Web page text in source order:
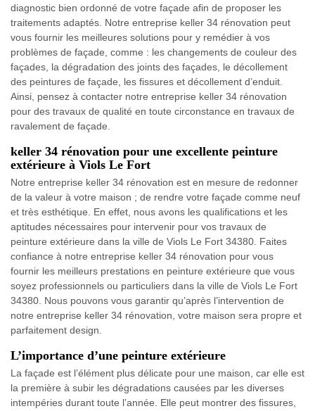
diagnostic bien ordonné de votre façade afin de proposer les
traitements adaptés. Notre entreprise keller 34 rénovation peut
vous fournir les meilleures solutions pour y remédier à vos
problèmes de façade, comme : les changements de couleur des
façades, la dégradation des joints des façades, le décollement
des peintures de façade, les fissures et décollement d’enduit.
Ainsi, pensez à contacter notre entreprise keller 34 rénovation
pour des travaux de qualité en toute circonstance en travaux de
ravalement de façade.
keller 34 rénovation pour une excellente peinture
extérieure à Viols Le Fort
Notre entreprise keller 34 rénovation est en mesure de redonner
de la valeur à votre maison ; de rendre votre façade comme neuf
et très esthétique. En effet, nous avons les qualifications et les
aptitudes nécessaires pour intervenir pour vos travaux de
peinture extérieure dans la ville de Viols Le Fort 34380. Faites
confiance à notre entreprise keller 34 rénovation pour vous
fournir les meilleurs prestations en peinture extérieure que vous
soyez professionnels ou particuliers dans la ville de Viols Le Fort
34380. Nous pouvons vous garantir qu’après l’intervention de
notre entreprise keller 34 rénovation, votre maison sera propre et
parfaitement design.
L’importance d’une peinture extérieure
La façade est l’élément plus délicate pour une maison, car elle est
la première à subir les dégradations causées par les diverses
intempéries durant toute l’année. Elle peut montrer des fissures,